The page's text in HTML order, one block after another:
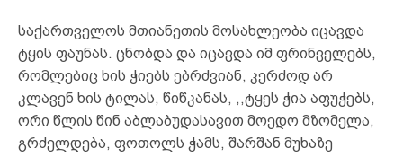
საქართველოს მთიანეთის მოსახლეობა იცავდა
ტყის ფაუნას. ცნობდა და იცავდა იმ ფრინველებს,
რომლებიც ხის ჭიებს ებრძვიან, კერძოდ არ
კლავენ ხის ტილას, წიწკანას, ,,ტყეს ჭია აფუჭებს,
ორი წლის წინ აბლაბუდასავით მოედო მზომელა,
გრძელდება, ფოთოლს ჭამს, შარშან მუხაზე